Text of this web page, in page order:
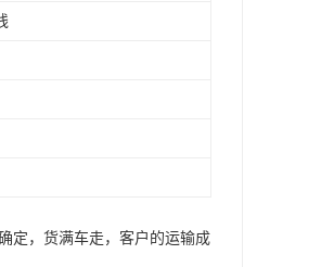
定，货满车走，客户的运输成